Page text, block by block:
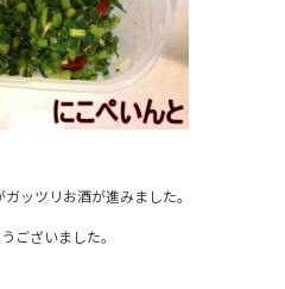
ッツリお酒が進みました。
ございました。